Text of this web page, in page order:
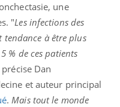
une
"Les infections des
tendance à être plus
% de ces patients
précise Dan
et auteur principal
.Mais tout le monde